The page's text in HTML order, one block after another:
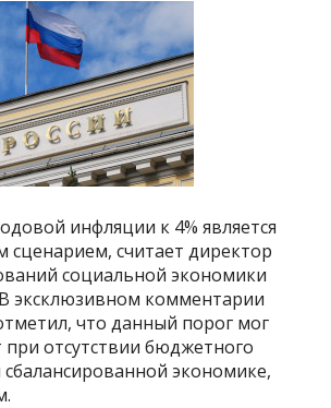
инфляции к 4% является
сценарием, считает директор
социальной экономики
эксклюзивном комментарии
что данный порог мог
при отсутствии бюджетного
экономике,